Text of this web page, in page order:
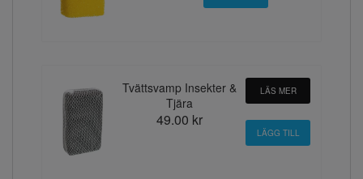
Tvättsvamp Insekter &
Tjära
49.00 kr
LÄS MER